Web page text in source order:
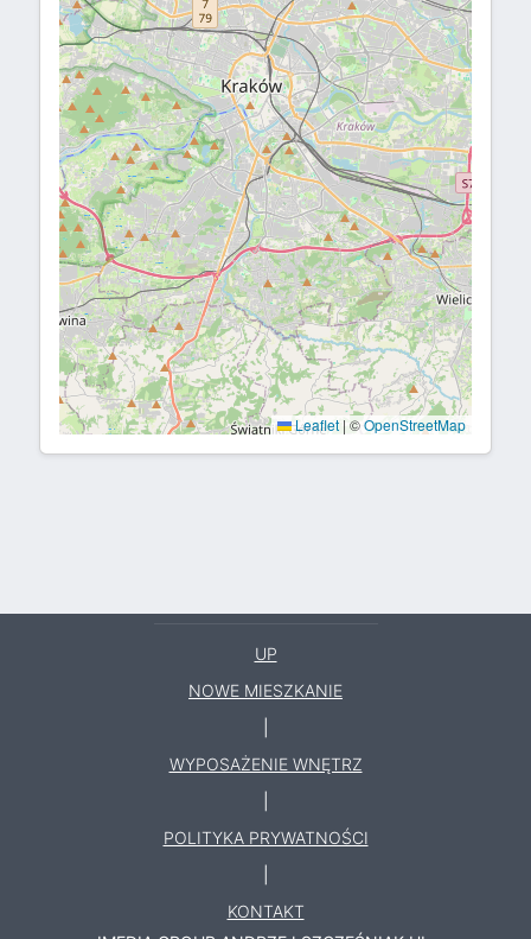
Leaflet | ©OpenStreetMap
UP
NOWE MIESZKANIE
WYPOSAŻENIE WNĘTRZ
POLITYKA PRYWATNOŚCI
KONTAKT